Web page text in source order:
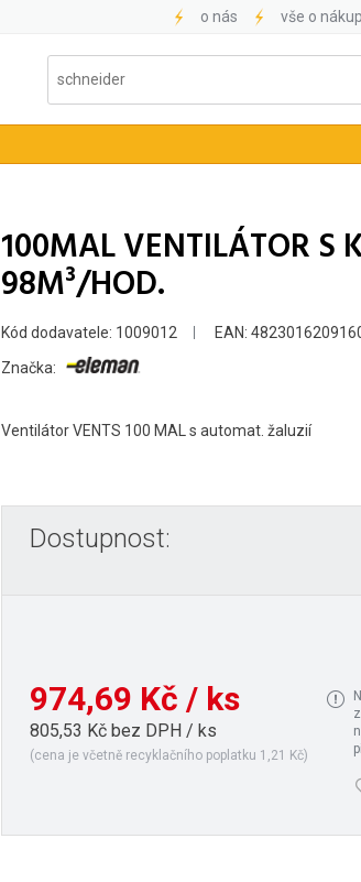
o nás vše o
100MAL VENTILÁTOR S
98M³/HOD.
Kód dodavatele: 1009012 EAN:
Značka:
Ventilátor VENTS 100 MAL s automat. žaluzií
Dostupnost:
974,69 Kč / ks
805,53 Kč bez DPH / ks
(cena je včetně recyklačního poplatku 1,21 Kč)